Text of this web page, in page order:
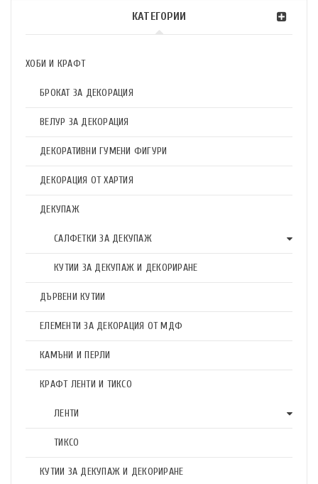
КАТЕГОРИИ
ХОБИ И КРАФТ
БРОКАТ ЗА ДЕКОРАЦИЯ
ВЕЛУР ЗА ДЕКОРАЦИЯ
ДЕКОРАТИВНИ ГУМЕНИ ФИГУРИ
ДЕКОРАЦИЯ ОТ ХАРТИЯ
ДЕКУПАЖ
САЛФЕТКИ ЗА ДЕКУПАЖ
КУТИИ ЗА ДЕКУПАЖ И ДЕКОРИРАНЕ
ДЪРВЕНИ КУТИИ
ЕЛЕМЕНТИ ЗА ДЕКОРАЦИЯ ОТ МДФ
КАМЪНИ И ПЕРЛИ
КРАФТ ЛЕНТИ И ТИКСО
ЛЕНТИ
ТИКСО
КУТИИ ЗА ДЕКУПАЖ И ДЕКОРИРАНЕ